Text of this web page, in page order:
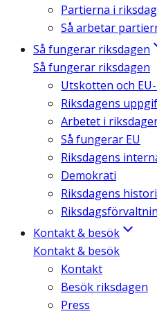
Partierna i
Så arbetar
Så fungerar riksdagen
Så fungerar riksdagen
Utskotten och
Riksdagens
Arbetet i
Så fungerar EU
Riksdagens
Demokrati
Riksdagens
Kontakt & besök
Kontakt & besök
Kontakt
Besök riksdagen
Press